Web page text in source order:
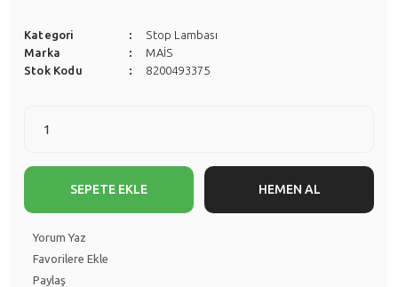
Kategori
Stop Lambası
Marka
MAİS
Stok Kodu
8200493375
SEPETE EKLE HEMEN AL
Yorum Yaz
Paylaş